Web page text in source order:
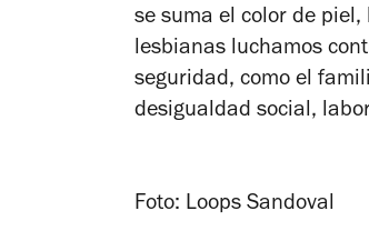
se suma el color de
lesbianas luchamos
seguridad, como el
desigualdad social,
Foto: Loops Sandoval